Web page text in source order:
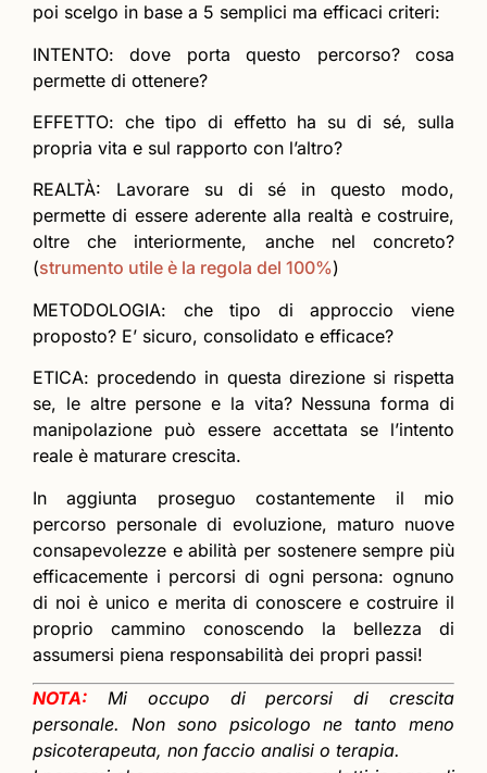
poi scelgo in base a 5 semplici ma efficaci criteri:
INTENTO: dove porta questo percorso? cosa
permette di ottenere?
EFFETTO: che tipo di effetto ha su di sé, sulla
propria vita e sul rapporto con l’altro?
REALTÀ: Lavorare su di sé in questo modo,
permette di essere aderente alla realtà e costruire,
oltre che interiormente, anche nel concreto?
(strumento utile è la regola del 100%)
METODOLOGIA: che tipo di approccio viene
proposto? E’ sicuro, consolidato e efficace?
ETICA: procedendo in questa direzione si rispetta
se, le altre persone e la vita? Nessuna forma di
manipolazione può essere accettata se l’intento
reale è maturare crescita.
In aggiunta proseguo costantemente il mio
percorso personale di evoluzione, maturo nuove
consapevolezze e abilità per sostenere sempre più
efficacemente i percorsi di ogni persona: ognuno
di noi è unico e merita di conoscere e costruire il
proprio cammino conoscendo la bellezza di
assumersi piena responsabilità dei propri passi!
NOTA: Mi occupo di percorsi di crescita
personale. Non sono psicologo ne tanto meno
psicoterapeuta, non faccio analisi o terapia.